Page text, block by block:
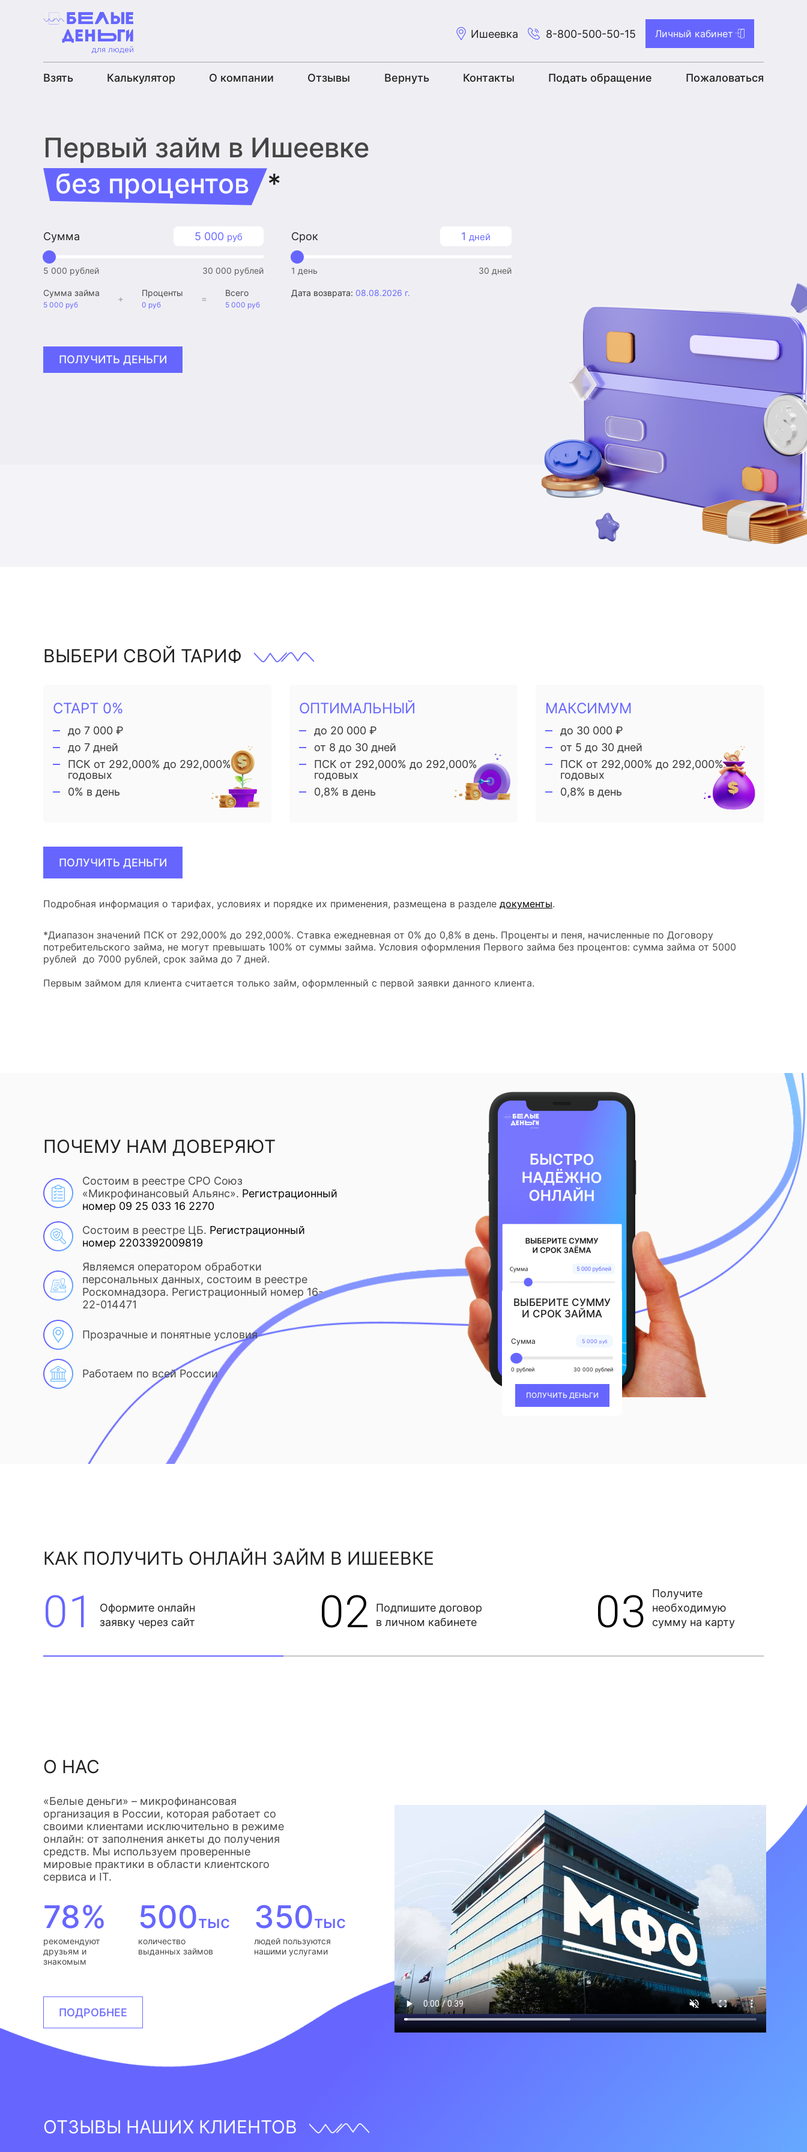
Ишеевка 8-800-500-50-15 Личный кабинет
Взять Калькулятор О компании Отзывы Вернуть Контакты Подать обращение Пожаловаться
Первый займ в Ишеевке
без процентов
*
5 000 руб
Сумма
5 000 рублей 30 000 рублей
1 дней
Срок
1 день 30 дней
Сумма займа
5 000 руб
+
Проценты
0 руб
=
Всего
5 000 руб
Дата возврата: 08.08.2026 г.
ПОЛУЧИТЬ ДЕНЬГИ
ВЫБЕРИ СВОЙ ТАРИФ
СТАРТ 0%
до 7 000 ₽
до 7 дней
ПСК от 292,000% до 292,000%
годовых
0% в день
ОПТИМАЛЬНЫЙ
до 20 000 ₽
от 8 до 30 дней
ПСК от 292,000% до 292,000%
годовых
0,8% в день
МАКСИМУМ
до 30 000 ₽
от 5 до 30 дней
ПСК от 292,000% до 292,000%
годовых
0,8% в день
ПОЛУЧИТЬ ДЕНЬГИ
Подробная информация о тарифах, условиях и порядке их применения, размещена в разделе документы.
*Диапазон значений ПСК от 292,000% до 292,000%. Ставка ежедневная от 0% до 0,8% в день. Проценты и пеня, начисленные по Договору
потребительского займа, не могут превышать 100% от суммы займа. Условия оформления Первого займа без процентов: сумма займа от 5000
рублей до 7000 рублей, срок займа до 7 дней.
Первым займом для клиента считается только займ, оформленный с первой заявки данного клиента.
ПОЧЕМУ НАМ ДОВЕРЯЮТ
Состоим в реестре СРО Союз
«Микрофинансовый Альянс». Регистрационный
номер 09 25 033 16 2270
Состоим в реестре ЦБ. Регистрационный
номер 2203392009819
Являемся оператором обработки
персональных данных, состоим в реестре
Роскомнадзора. Регистрационный номер 16-
22-014471
Прозрачные и понятные условия
Работаем по всей России
ВЫБЕРИТЕ СУММУ
И СРОК ЗАЙМА
5 000 руб
Сумма
0 рублей 30 000 рублей
ПОЛУЧИТЬ ДЕНЬГИ
КАК ПОЛУЧИТЬ ОНЛАЙН ЗАЙМ В ИШЕЕВКЕ
01
Оформите онлайн
заявку через сайт
02
Подпишите договор
в личном кабинете
03
Получите
необходимую
сумму на карту
О НАС
«Белые деньги» – микрофинансовая
организация в России, которая работает со
своими клиентами исключительно в режиме
онлайн: от заполнения анкеты до получения
средств. Мы используем проверенные
мировые практики в области клиентского
сервиса и IT.
78%
рекомендуют
друзьям и
знакомым
500тыс
количество
выданных займов
350тыс
людей пользуются
нашими услугами
ПОДРОБНЕЕ
ОТЗЫВЫ НАШИХ КЛИЕНТОВ